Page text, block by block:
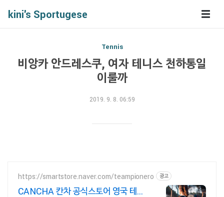
kini's Sportugese
Tennis
비앙카 안드레스쿠, 여자 테니스 천하통일
이룰까
2019. 9. 8. 06:59
https://smartstore.naver.com/teampionero 광고
CANCHA 칸차 공식스토어 영국 테니